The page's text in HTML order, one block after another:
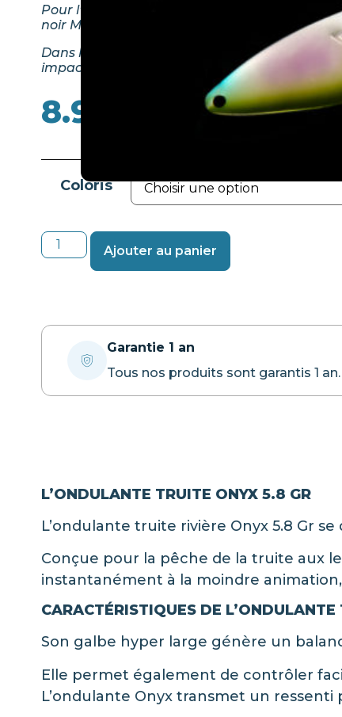
Pour l’achat de 3 leurres ou plus de notre
noir Mat Morpho sera donnée en guise de
Dans le cas contraire, nous prenons parti de
impact écologique, et aucun packaging ne
8.90
Coloris
Ajouter au panier
Garantie 1 an
Tous nos produits sont garantis 1 an.
L’ONDULANTE TRUITE ONYX 5.8 GR
L’ondulante truite rivière Onyx 5.8 Gr
Conçue pour la pêche de la truite aux
instantanément à la moindre
CARACTÉRISTIQUES DE
Son galbe hyper large génère un
Elle permet également de contrôler
L’ondulante Onyx transmet un